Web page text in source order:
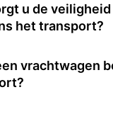
u de
het transport?
vrachtwagen